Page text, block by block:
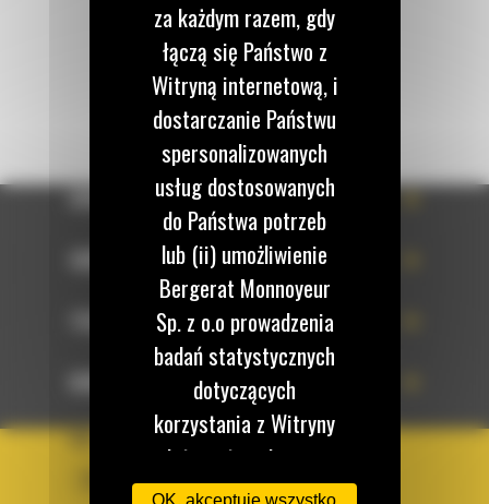
WYŚLIJ WIADOMOŚĆ
OFERTA
TECHNOLOGIE
DOWIEDZ SIĘ WIĘCEJ
KRAJ
BM POLSKA
za każdym razem, gdy
łączą się Państwo z
Witryną internetową, i
dostarczanie Państwu
spersonalizowanych
usług dostosowanych
do Państwa potrzeb
lub (ii) umożliwienie
Bergerat Monnoyeur
Sp. z o.o prowadzenia
badań statystycznych
dotyczących
korzystania z Witryny
internetowej przez
użytkowników
OK, akceptuję wszystko